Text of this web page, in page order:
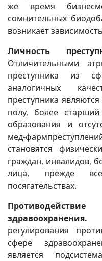
же время
сомнительных
возникает зависимость
Личность
Отличительными
преступника из
аналогичных
преступника
полу, более
образования и
мед-
становятся
граждан, инвалидов,
лица, прежде
посягательствах.
здравоохранения.
регулирования
сфере
является